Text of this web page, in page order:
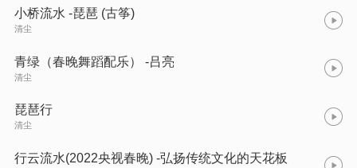
小桥流水 -琵琶 (古筝)
清尘
青绿（春晚舞蹈配乐） -吕亮
清尘
琵琶行
清尘
行云流水(2022央视春晚) -弘扬传统文化的天花板